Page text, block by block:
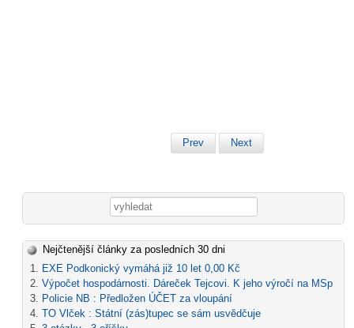
Prev Next
Vyhledávání
Nejčtenější články za posledních 30 dni
EXE Podkonický vymáhá již 10 let 0,00 Kč
Výpočet hospodárnosti. Dáreček Tejcovi. K jeho výročí na MSp
Policie NB : Předložen ÚČET za vloupání
TO Vlček : Státní (zás)tupec se sám usvědčuje